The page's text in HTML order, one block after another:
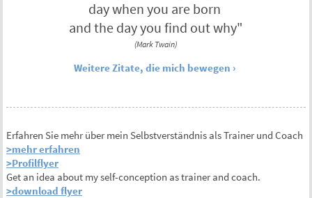
day when you are born
and the day you find out why"
(Mark Twain)
Weitere Zitate, die mich bewegen
Erfahren Sie mehr über mein Selbstverständnis als Trainer und Coach
>mehr erfahren
>Profilflyer
Get an idea about my self-conception as trainer and coach.
>download flyer